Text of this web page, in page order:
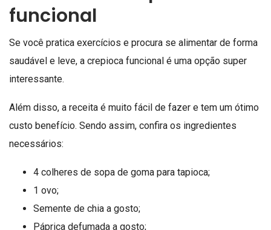
funcional
Se você pratica exercícios e procura se alimentar de forma
saudável e leve, a crepioca funcional é uma opção super
interessante.
Além disso, a receita é muito fácil de fazer e tem um ótimo
custo benefício. Sendo assim, confira os ingredientes
necessários:
4 colheres de sopa de goma para tapioca;
1 ovo;
Semente de chia a gosto;
Páprica defumada a gosto;